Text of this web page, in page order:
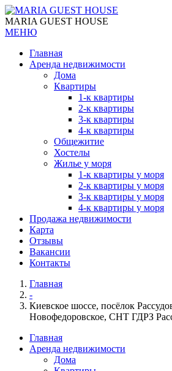
MARIA GUEST HOUSE
МЕНЮ
Главная
Аренда недвижимости
Дома
Квартиры
1-к квартиры
2-к квартиры
3-к квартиры
4-к квартиры
Общежитие
Хостелы
Жилье у моря
1-к квартиры у моря
2-к квартиры у моря
3-к квартиры у моря
4-к квартиры у моря
Продажа недвижимости
Карта
Отзывы
Вакансии
Контакты
Главная
-
Киевское шоссе, посёлок
Новофедоровское, СНТ ГДРЗ
Главная
Аренда недвижимости
Дома